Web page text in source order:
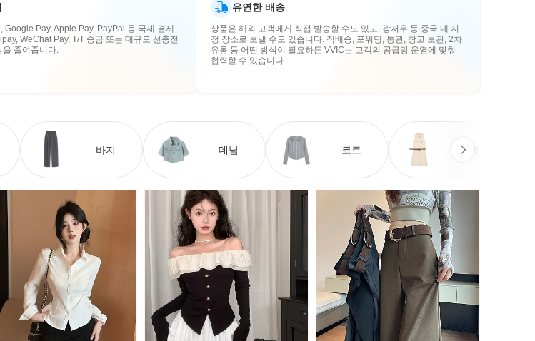
Google Pay, Apple Pay, PayPal 등 국제 결제
WeChat Pay, T/T 송금 또는 대규모 선충전
을 줄여줍니다.
유연한 배송
상품은 해외 고객에게 직접 발송할 수도 있고, 광저우 등 중국 내 지
정 장소로 보낼 수도 있습니다. 직배송, 포워딩, 통관, 창고 보관, 2차
유통 등 어떤 방식이 필요하든 VVIC는 고객의 공급망 운영에 맞춰
협력할 수 있습니다.
바지 데님 코트 원피스